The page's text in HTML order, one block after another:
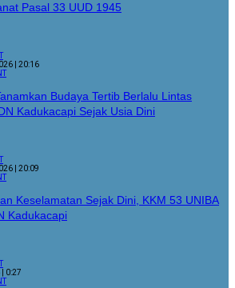
Pasal 33 UUD 1945
| 20:16
Budaya Tertib Berlalu Lintas
Kadukacapi Sejak Usia Dini
| 20:09
Keselamatan Sejak Dini, KKM 53 UNIBA
Kadukacapi
0:27